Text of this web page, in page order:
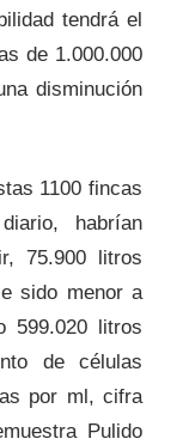
tendrá el
de 1.000.000
disminución
1100 fincas
habrían
75.900 litros
sido menor a
599.020 litros
de células
por ml, cifra
Pulido